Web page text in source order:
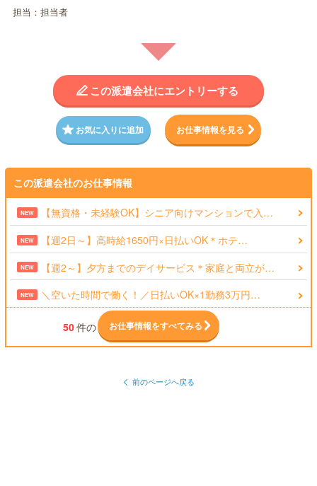
担当：担当者
この派遣会社にエントリーする
お気に入りに追加 お仕事情報を見る
この派遣会社のお仕事情報
NEW 【無資格・未経験OK】シニア向けマンションで入…
NEW 【週2日～】高時給1650円×日払いOK＊ホテ…
NEW 【週2～】夕方までのデイサービス＊家庭と両立が…
NEW ＼空いた時間で働く！／日払いOK×1勤務3万円…
50件の お仕事情報をすべてみる
前のページへ戻る